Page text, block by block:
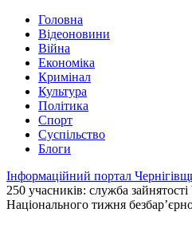
Головна
Відеоновини
Війна
Економіка
Кримінал
Культура
Політика
Спорт
Суспільство
Блоги
Інформаційний портал
250 учасників: служба
Національного тижня